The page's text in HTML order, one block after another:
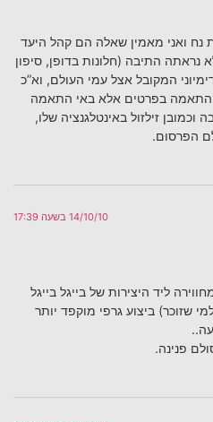
ואני מאמין שאלה הם קהל היעד
נראתה התיבה (חלונות בדופן, סיפון
המקובל אצל עמי העולם, וא”כ
בפרטים אלא באי התאמה
זילזול באינטלגנציה שלו,
הפרסום.
14/10/10 בשעה 17:39
ליד היצירות של בייגל בייגל
שזוכר) ביצוע גרפי מוקפד יותר